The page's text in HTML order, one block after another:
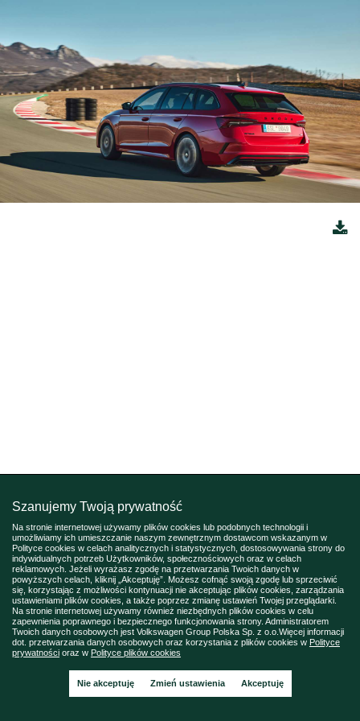
Szanujemy Twoją prywatność
Na stronie internetowej używamy plików cookies lub podobnych technologii i
umożliwiamy ich umieszczanie naszym zewnętrznym dostawcom wskazanym w
Polityce cookies w celach analitycznych i statystycznych, dostosowywania strony do
indywidualnych potrzeb Użytkowników, społecznościowych oraz w celach
reklamowych. Jeżeli wyrażasz zgodę na przetwarzania Twoich danych w
powyższych celach, kliknij „Akceptuję”. Możesz cofnąć swoją zgodę lub sprzeciwić
się, korzystając z możliwości kontynuacji nie akceptując plików cookies, zarządzania
ustawieniami plików cookies, a także poprzez zmianę ustawień Twojej przeglądarki.
Na stronie internetowej używamy również niezbędnych plików cookies w celu
zapewnienia poprawnego i bezpiecznego funkcjonowania strony. Administratorem
Twoich danych osobowych jest Volkswagen Group Polska Sp. z o.o.Więcej informacji
dot. przetwarzania danych osobowych oraz korzystania z plików cookies w Polityce
prywatności oraz w Polityce plików cookies
Nie akceptuję Zmień ustawienia Akceptuję